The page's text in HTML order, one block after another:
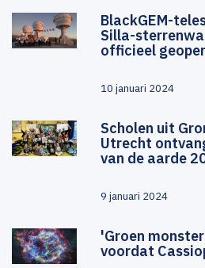
BlackGEM-
Silla-
officieel
10 januari 2024
Scholen uit
Utrecht
van de aarde
9 januari 2024
'Groen
voordat